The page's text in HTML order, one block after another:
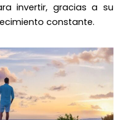
invertir, gracias a su
constante.